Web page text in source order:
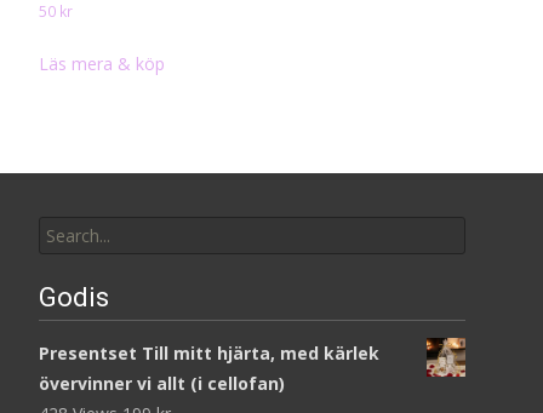
50 kr
Läs mera & köp
for:
Godis
Presentset Till mitt hjärta, med kärlek
övervinner vi allt (i cellofan)